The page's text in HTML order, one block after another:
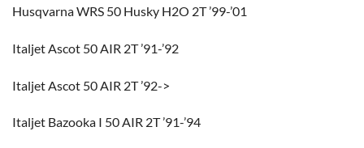
Husqvarna WRS 50 Husky H2O 2T ’99-’01
Italjet Ascot 50 AIR 2T ’91-’92
Italjet Ascot 50 AIR 2T ’92->
Italjet Bazooka I 50 AIR 2T ’91-’94